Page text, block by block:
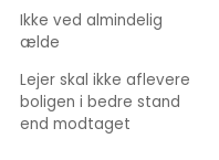
Ikke ved almindelig
ælde
Lejer skal ikke aflevere
boligen i bedre stand
end modtaget